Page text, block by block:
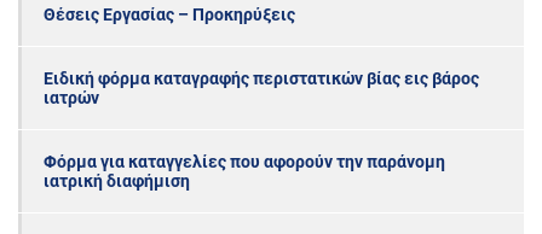
Θέσεις Εργασίας – Προκηρύξεις
Ειδική φόρμα καταγραφής περιστατικών βίας εις βάρος
ιατρών
Φόρμα για καταγγελίες που αφορούν την παράνομη
ιατρική διαφήμιση